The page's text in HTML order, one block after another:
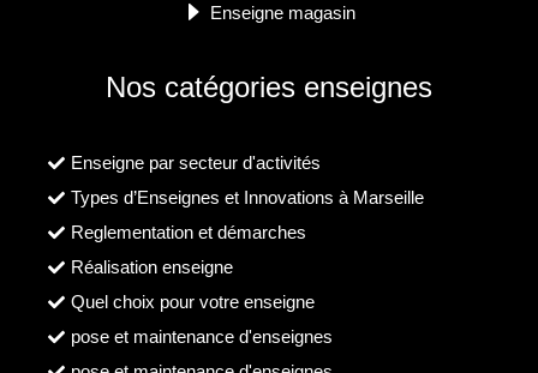
Enseigne magasin
Nos catégories enseignes
Enseigne par secteur d'activités
Types d’Enseignes et Innovations à Marseille
Reglementation et démarches
Réalisation enseigne
Quel choix pour votre enseigne
pose et maintenance d'enseignes